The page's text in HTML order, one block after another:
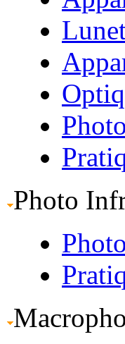
Photo